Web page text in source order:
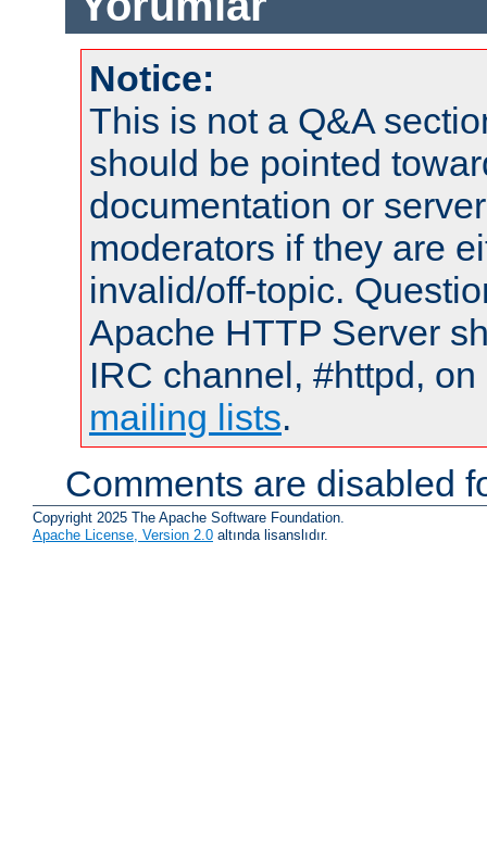
Notice:
This is not a Q&A
should be pointed
documentation or
moderators if they are
invalid/off-topic.
Apache HTTP Server
IRC channel, #httpd,
mailing lists.
Comments are disabled
Copyright 2025 The Apache Software Foundation.
Apache License, Version 2.0 altında lisanslıdır.